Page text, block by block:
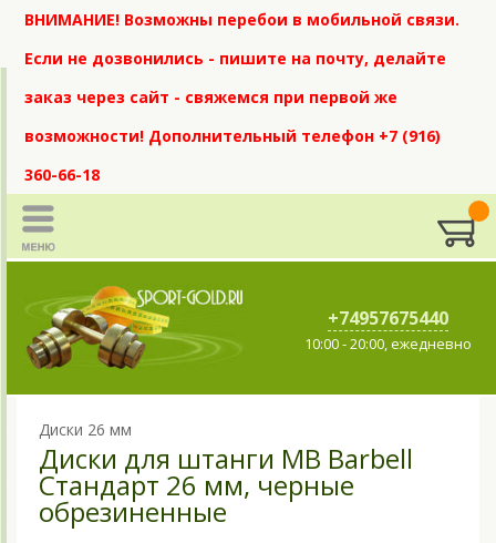
ВНИМАНИЕ! Возможны перебои в мобильной связи.
Если не дозвонились - пишите на почту, делайте
заказ через сайт - свяжемся при первой же
возможности! Дополнительный телефон +7 (916)
360-66-18
+74957675440
10:00 - 20:00, ежедневно
Диски 26 мм
Диски для штанги MB Barbell
Стандарт 26 мм, черные
обрезиненные